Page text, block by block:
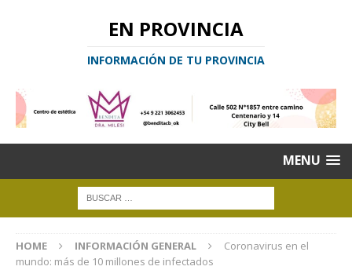
EN PROVINCIA
INFORMACIÓN DE TU PROVINCIA
MENU
HOME INFORMACIÓN GENERAL
Coronavirus en el
mundo: más de 10 millones de infectados